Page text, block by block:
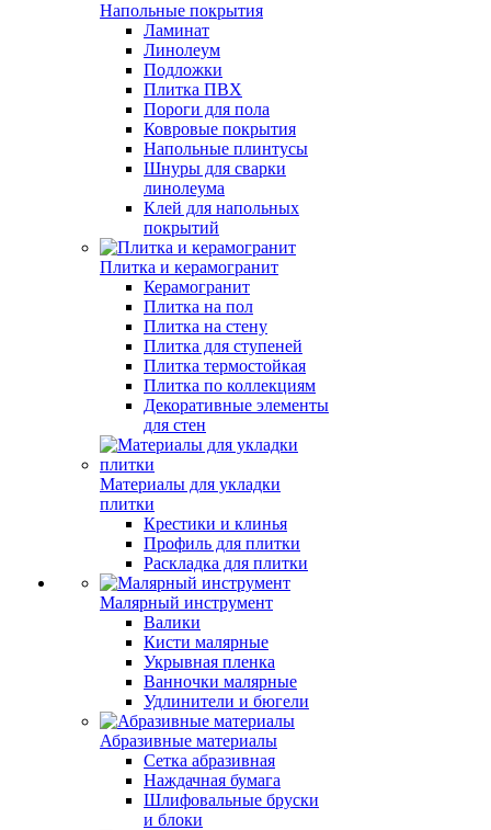
Напольные покрытия
Ламинат
Линолеум
Подложки
Плитка ПВХ
Пороги для пола
Ковровые покрытия
Напольные плинтусы
Шнуры для сварки
линолеума
Клей для напольных
покрытий
Плитка и керамогранит
Керамогранит
Плитка на пол
Плитка на стену
Плитка для ступеней
Плитка термостойкая
Плитка по коллекциям
Декоративные элементы
для стен
Материалы для укладки
плитки
Крестики и клинья
Профиль для плитки
Раскладка для плитки
Малярный инструмент
Валики
Кисти малярные
Укрывная пленка
Ванночки малярные
Удлинители и бюгели
Абразивные материалы
Сетка абразивная
Наждачная бумага
Шлифовальные бруски
и блоки